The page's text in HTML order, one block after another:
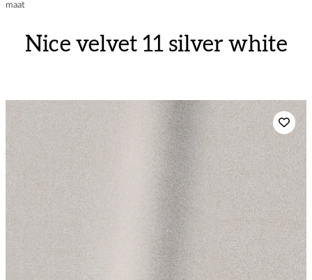
maat
Nice velvet 11 silver white